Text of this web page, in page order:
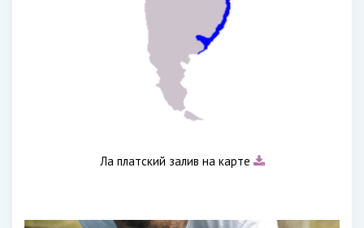
Ла платский залив на карте